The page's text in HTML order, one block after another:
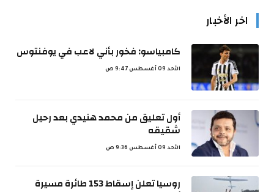
اخر الأخبار
كامبياسو: فخور بأني لاعب في يوفنتوس
الأحد 09 أغسطس 9:47 ص
أول تعليق من محمد هنيدي بعد رحيل
شقيقه
الأحد 09 أغسطس 9:36 ص
روسيا تعلن إسقاط 153 طائرة مسيرة